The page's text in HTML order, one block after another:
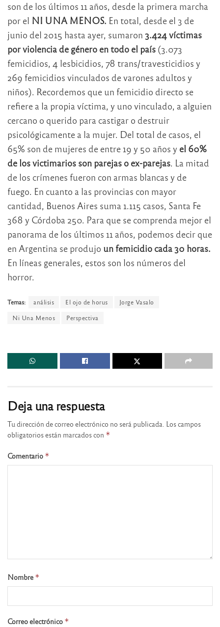
son de los últimos 11 años, desde la primera marcha
por el NI UNA MENOS. En total, desde el 3 de
junio del 2015 hasta ayer, sumaron 3.424 víctimas
por violencia de género en todo el país (3.073
femicidios, 4 lesbicidios, 78 trans/travesticidios y
269 femicidios vinculados de varones adultos y
niños). Recordemos que un femicidio directo se
refiere a la propia víctima, y uno vinculado, a alguien
cercano o querido para castigar o destruir
psicológicamente a la mujer. Del total de casos, el
65% son de mujeres de entre 19 y 50 años y el 60%
de los victimarios son parejas o ex-parejas. La mitad
de los crímenes fueron con armas blancas y de
fuego. En cuanto a las provincias con mayor
cantidad, Buenos Aires suma 1.115 casos, Santa Fe
368 y Córdoba 250. Para que se comprenda mejor el
panorama de los últimos 11 años, podemos decir que
en Argentina se produjo un femicidio cada 30 horas.
En líneas generales, estos son los números del
horror.
Temas: análisis El ojo de horus
Jorge Vasalo
Ni Una Menos
Perspectiva
Deja una respuesta
Tu dirección de correo electrónico no será publicada. Los campos
obligatorios están marcados con *
Comentario *
Nombre *
Correo electrónico *